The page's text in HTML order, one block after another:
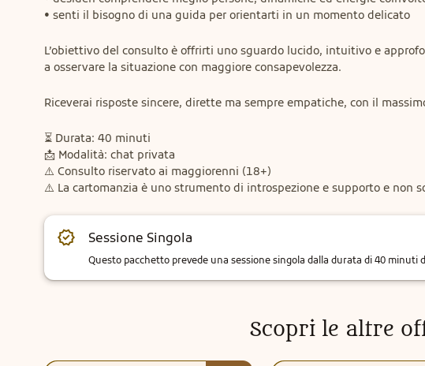
• senti il bisogno di una guida per orientarti in un momento delicato
L’obiettivo del consulto è offrirti uno sguardo lucido, intuitivo e
a osservare la situazione con maggiore consapevolezza.
Riceverai risposte sincere, dirette ma sempre empatiche, con il
⏳ Durata: 40 minuti
📩 Modalità: chat privata
⚠️ Consulto riservato ai maggiorenni (18+)
⚠️ La cartomanzia è uno strumento di introspezione e supporto e non
Sessione Singola
Questo pacchetto prevede una sessione singola dalla durata di 40 minuti
Scopri le altre